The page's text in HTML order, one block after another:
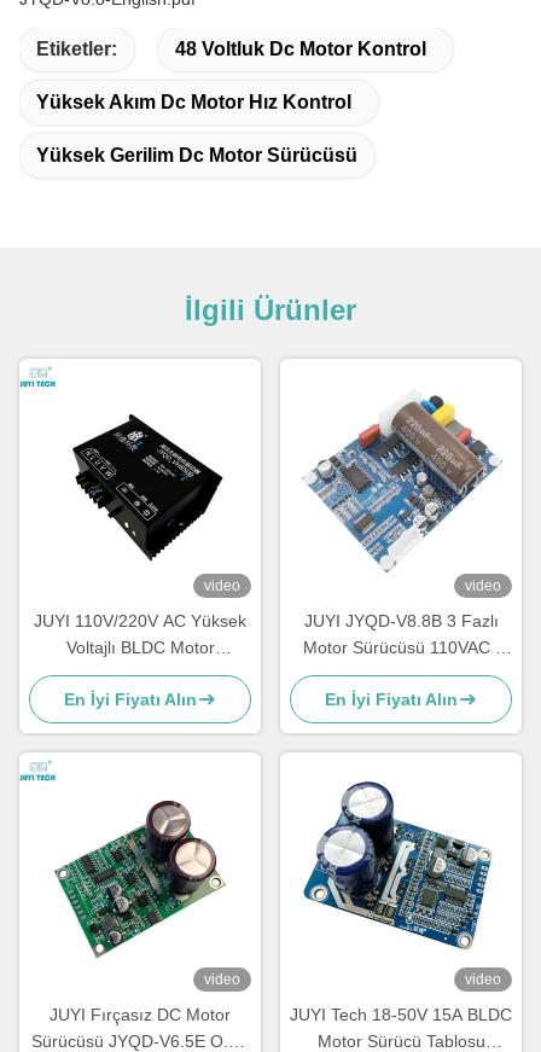
Etiketler: 48 Voltluk Dc Motor Kontrol
Yüksek Akım Dc Motor Hız Kontrol
Yüksek Gerilim Dc Motor Sürücüsü
İlgili Ürünler
video
JUYI 110V/220V AC Yüksek
Voltajlı BLDC Motor
Denetleyicisi 3 Fazlı fırçasız
motor için Hız Denetleyicisi
En İyi Fiyatı Alın
video
JUYI JYQD-V8.8B 3 Fazlı
Motor Sürücüsü 110VAC /
220VAC Giriş Sensörsüz
Bldc Sürücüsü
En İyi Fiyatı Alın
video
JUYI Fırçasız DC Motor
Sürücüsü JYQD-V6.5E O.V /
video
JUYI Tech 18-50V 15A BLDC
Motor Sürücü Tablosu